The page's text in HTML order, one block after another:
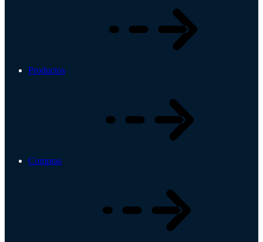
Productos
Compras